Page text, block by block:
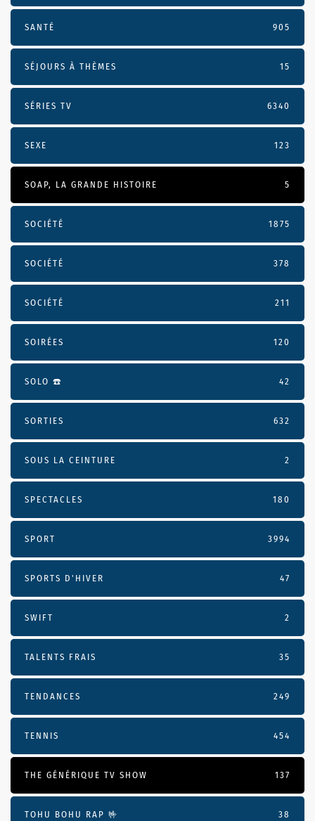
SANTÉ 905
SÉJOURS À THÈMES 15
SÉRIES TV 6340
SEXE 123
SOAP, LA GRANDE HISTOIRE 5
SOCIÉTÉ 1875
SOCIÉTÉ 378
SOCIÉTÉ 211
SOIRÉES 120
SOLO ☎️ 42
SORTIES 632
SOUS LA CEINTURE 2
SPECTACLES 180
SPORT 3994
SPORTS D'HIVER 47
SWIFT 2
TALENTS FRAIS 35
TENDANCES 249
TENNIS 454
THE GÉNÉRIQUE TV SHOW 137
TOHU BOHU RAP 🤟 38